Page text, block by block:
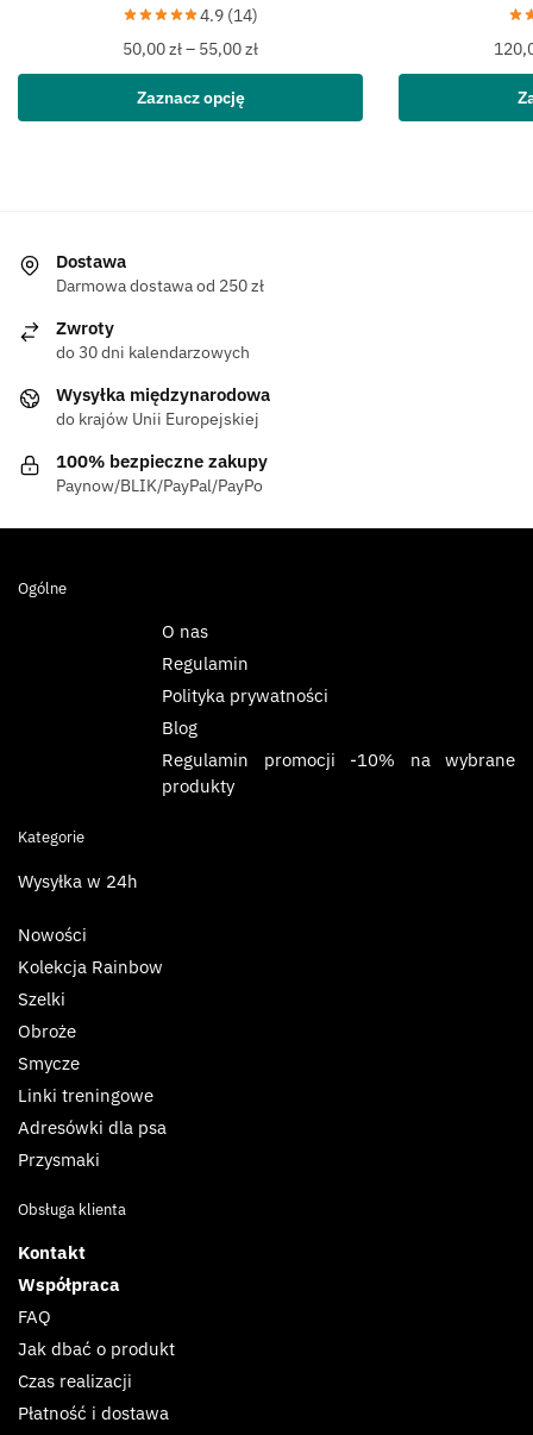
4.9 (14)
50,00zł– 55,00zł
Zaznacz opcję
Dostawa
Darmowa dostawa od 250 zł
Zwroty
do 30 dni kalendarzowych
Wysyłka międzynarodowa
do krajów Unii Europejskiej
100% bezpieczne zakupy
Paynow/BLIK/PayPal/PayPo
Ogólne
O nas
Regulamin
Polityka prywatności
Blog
Regulamin promocji -10% na wybrane
produkty
Kategorie
Wysyłka w 24h
Nowości
Kolekcja Rainbow
Szelki
Obroże
Smycze
Linki treningowe
Adresówki dla psa
Przysmaki
Obsługa klienta
Kontakt
Współpraca
FAQ
Jak dbać o produkt
Czas realizacji
Płatność i dostawa